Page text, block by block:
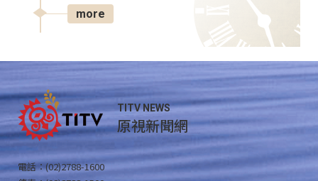
more
TITV NEWS
原視新聞網
電話：(02)2788-1600